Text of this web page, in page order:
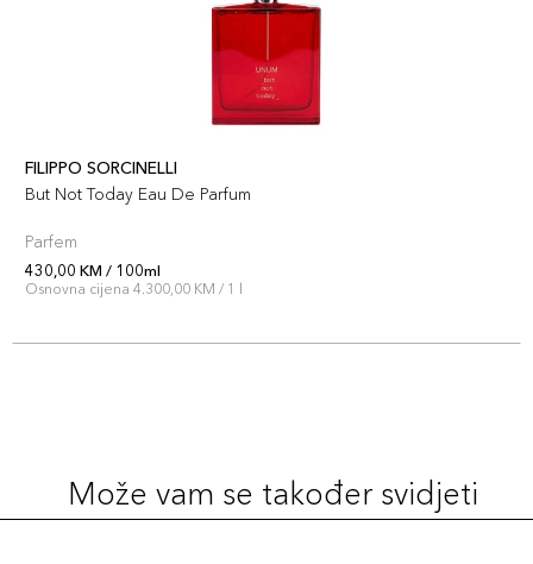
FILIPPO SORCINELLI
But Not Today Eau De Parfum
Parfem
430,00 KM / 100ml
Osnovna cijena 4.300,00 KM / 1 l
Može vam se također svidjeti